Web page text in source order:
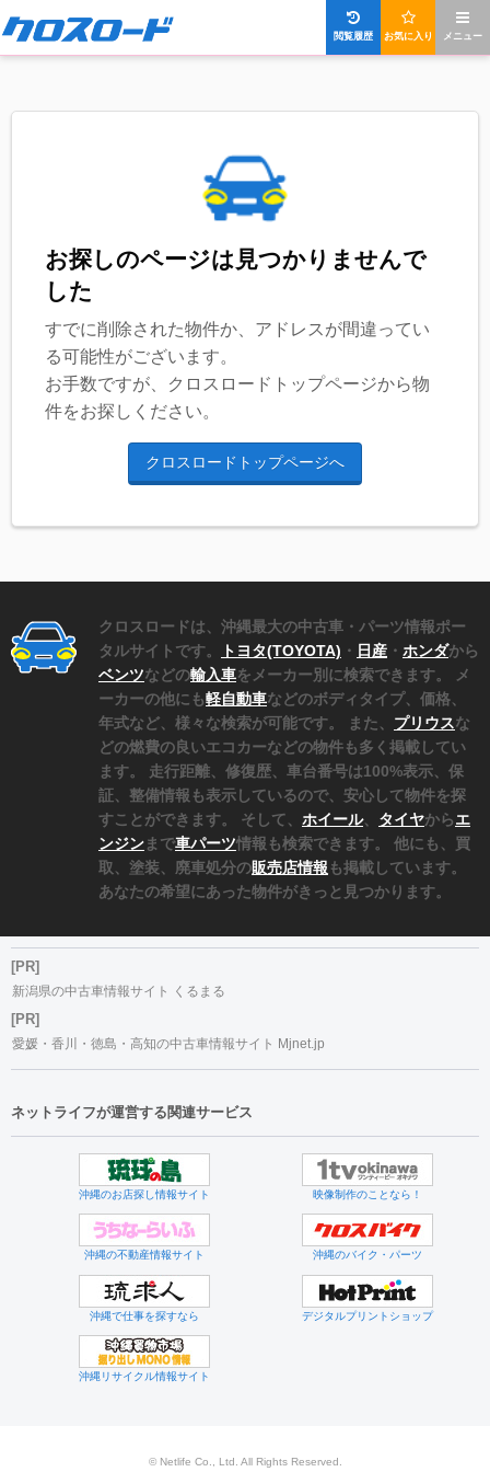
メニュー
お気に入り
閲覧履歴
お探しのページは見つかりませんで
した
すでに削除された物件か、アドレスが間違ってい
る可能性がございます。
お手数ですが、クロスロードトップページから物
件をお探しください。
クロスロードトップページへ
クロスロードは、沖縄最大の中古車・パーツ情報ポー
タルサイトです。
トヨタ(TOYOTA) ・ 日産 ・ ホンダから
ベンツなどの輸入車をメーカー別に検索できます。 メ
ーカーの他にも軽自動車などのボディタイプ、価格、
年式など、様々な検索が可能です。 また、 プリウスな
どの燃費の良いエコカーなどの物件も多く掲載してい
ます。 走行距離、修復歴、車台番号は100%表示、保
証、整備情報も表示しているので、安心して物件を探
すことができます。 そして、 ホイール、 タイヤからエ
ンジンまで車パーツ情報も検索できます。 他にも、買
取、塗装、廃車処分の販売店情報 も掲載しています。
あなたの希望にあった物件がきっと見つかります。
[PR]
新潟県の中古車情報サイト くるまる
[PR]
愛媛・香川・徳島・高知の中古車情報サイト Mjnet.jp
ネットライフが運営する関連サービス
沖縄のお店探し情報サイト 映像制作のことなら！
沖縄の不動産情報サイト 沖縄のバイク・パーツ
沖縄で仕事を探すなら デジタルプリントショップ
沖縄リサイクル情報サイト
© Netlife Co., Ltd. All Rights Reserved.